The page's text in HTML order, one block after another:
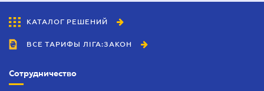
КАТАЛОГ РЕШЕНИЙ
ВСЕ ТАРИФЫ ЛІГА:ЗАКОН
Сотрудничество